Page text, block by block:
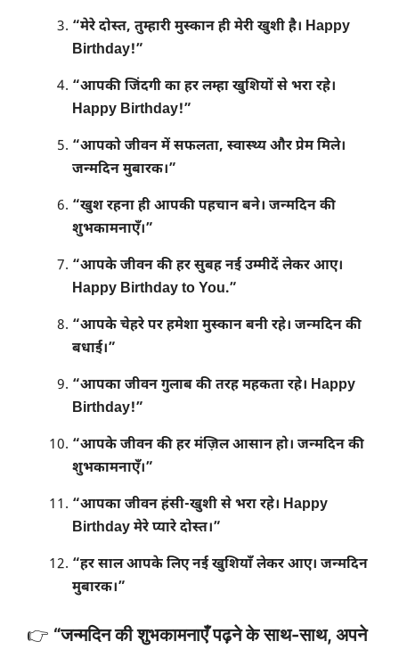
“मेरे दोस्त, तुम्हारी मुस्कान ही मेरी खुशी है। Happy
Birthday!”
“आपकी जिंदगी का हर लम्हा खुशियों से भरा रहे।
Happy Birthday!”
“आपको जीवन में सफलता, स्वास्थ्य और प्रेम मिले।
जन्मदिन मुबारक।”
“खुश रहना ही आपकी पहचान बने। जन्मदिन की
शुभकामनाएँ।”
“आपके जीवन की हर सुबह नई उम्मीदें लेकर आए।
Happy Birthday to You.”
“आपके चेहरे पर हमेशा मुस्कान बनी रहे। जन्मदिन की
बधाई।”
“आपका जीवन गुलाब की तरह महकता रहे। Happy
Birthday!”
“आपके जीवन की हर मंज़िल आसान हो। जन्मदिन की
शुभकामनाएँ।”
“आपका जीवन हंसी-खुशी से भरा रहे। Happy
Birthday मेरे प्यारे दोस्त।”
“हर साल आपके लिए नई खुशियाँ लेकर आए। जन्मदिन
मुबारक।”
👉 “जन्मदिन की शुभकामनाएँ पढ़ने के साथ-साथ, अपने